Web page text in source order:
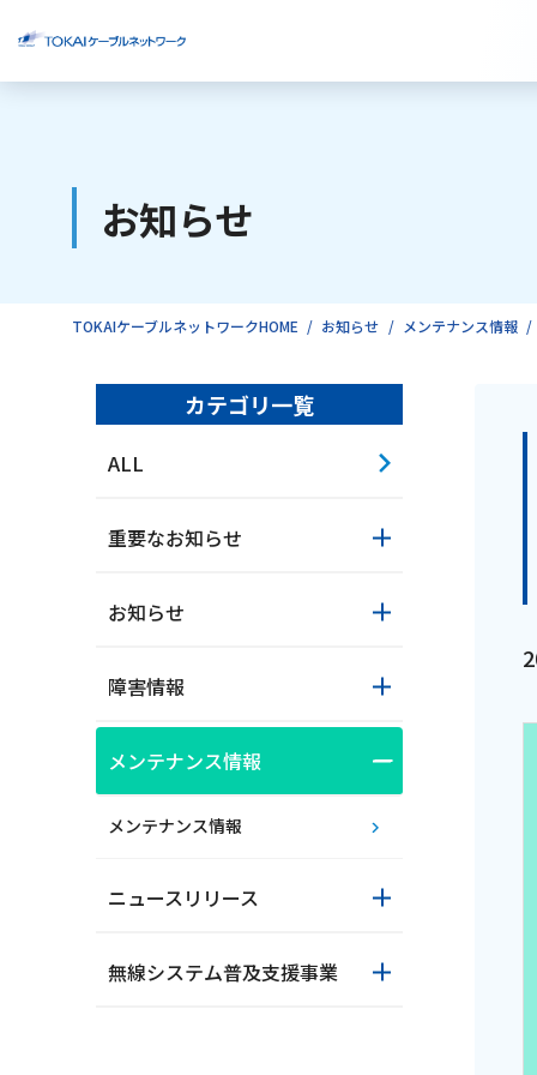
ご利用中のお客様
おトクな情報
お知らせ
TOKAIケーブルネットワークHOME お知らせ メンテナンス情報
カテゴリ一覧
ALL
重要なお知らせ
お知らせ
障害情報
メンテナンス情報
メンテナンス情報
ニュースリリース
無線システム普及支援事業